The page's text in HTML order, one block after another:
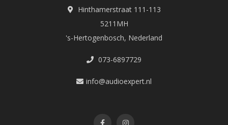
Hinthamerstraat 111-113
5211MH
's-Hertogenbosch, Nederland
073-6897729
info@audioexpert.nl